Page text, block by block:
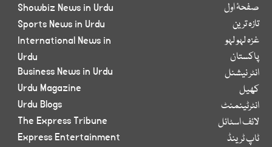
صفحۂ اول
تازہ ترین
غزہ لہو لہو
پاکستان
انٹر نیشنل
کھیل
انٹرٹینمنٹ
لائف اسٹائل
ٹاپ ٹرینڈ
Showbiz News in Urdu
Sports News in Urdu
International News in
Urdu
Business News in Urdu
Urdu Magazine
Urdu Blogs
The Express Tribune
Express Entertainment